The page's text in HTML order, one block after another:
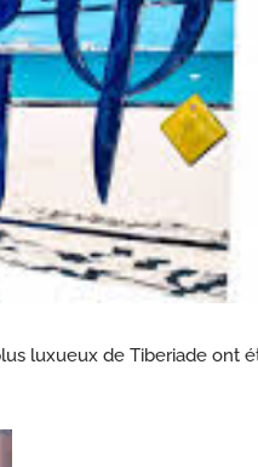
luxueux de Tiberiade ont